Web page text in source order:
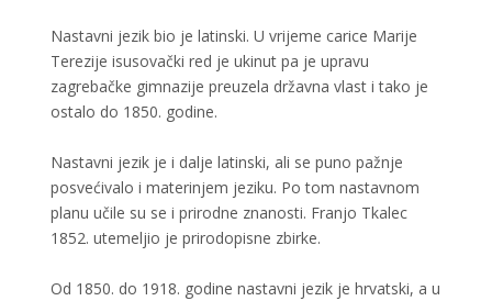
Nastavni jezik bio je latinski. U vrijeme carice Marije
Terezije isusovački red je ukinut pa je upravu
zagrebačke gimnazije preuzela državna vlast i tako je
ostalo do 1850. godine.
Nastavni jezik je i dalje latinski, ali se puno pažnje
posvećivalo i materinjem jeziku. Po tom nastavnom
planu učile su se i prirodne znanosti. Franjo Tkalec
1852. utemeljio je prirodopisne zbirke.
Od 1850. do 1918. godine nastavni jezik je hrvatski, a u